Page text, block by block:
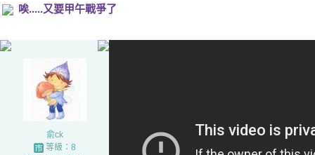
唉.....又要甲午戰爭了
俞ck
等級：8